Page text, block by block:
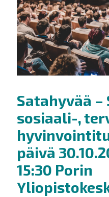
Satahyvää –
sosiaali-,
päivä
15:30 Porin